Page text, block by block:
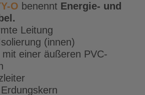
O benennt Energie- und
Leitung
(innen)
einer äußeren PVC-